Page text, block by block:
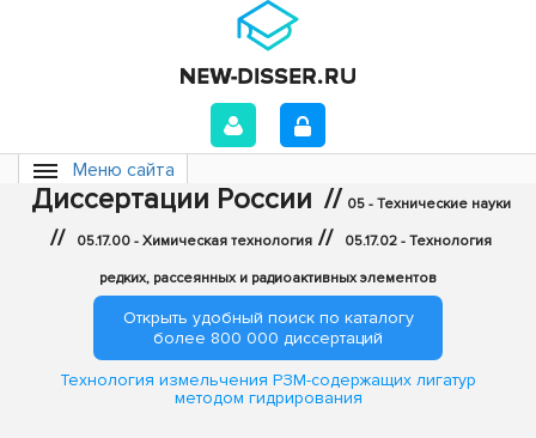
Меню сайта
Диссертации России // 05 - Технические науки
// 05.17.00 - Химическая технология // 05.17.02 - Технология
редких, рассеянных и радиоактивных элементов
Открыть удобный поиск по каталогу
более 800 000 диссертаций
Технология измельчения РЗМ-содержащих лигатур
методом гидрирования